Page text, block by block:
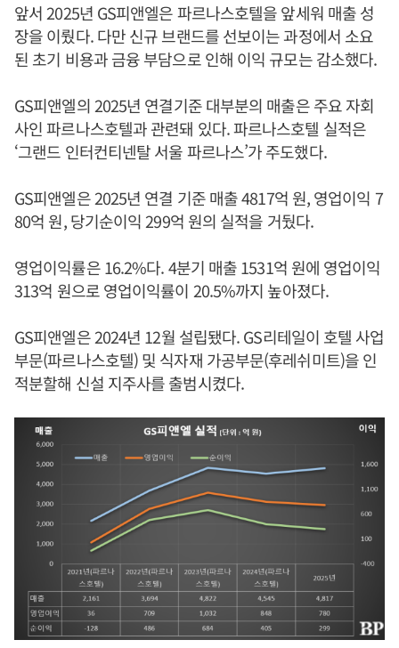
앞서 2025년 GS피앤엘은 파르나스호텔을 앞세워 매출 성
장을 이뤘다. 다만 신규 브랜드를 선보이는 과정에서 소요
된 초기 비용과 금융 부담으로 인해 이익 규모는 감소했다.
GS피앤엘의 2025년 연결기준 대부분의 매출은 주요 자회
사인 파르나스호텔과 관련돼 있다. 파르나스호텔 실적은
‘그랜드 인터컨티넨탈 서울 파르나스’가 주도했다.
GS피앤엘은 2025년 연결 기준 매출 4817억 원, 영업이익 7
80억 원, 당기순이익 299억 원의 실적을 거뒀다.
영업이익률은 16.2%다. 4분기 매출 1531억 원에 영업이익
313억 원으로 영업이익률이 20.5%까지 높아졌다.
GS피앤엘은 2024년 12월 설립됐다. GS리테일이 호텔 사업
부문(파르나스호텔) 및 식자재 가공부문(후레쉬미트)을 인
적분할해 신설 지주사를 출범시켰다.